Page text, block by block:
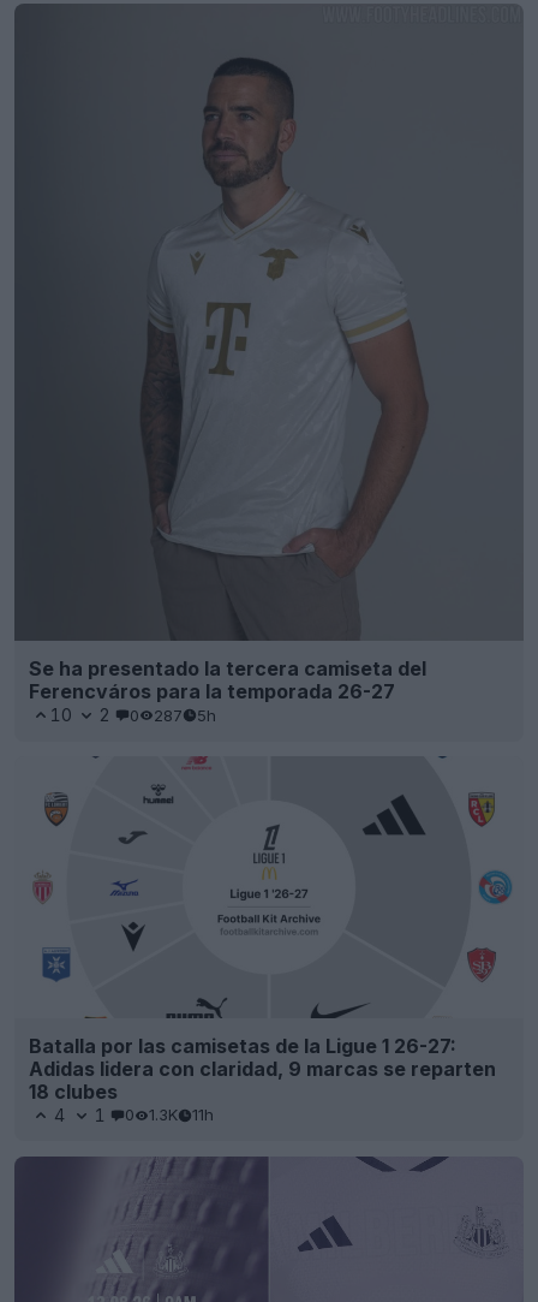
Se ha presentado la tercera camiseta del
Ferencváros para la temporada 26-27
10 2 0 287 5h
Batalla por las camisetas de la Ligue 1 26-27:
Adidas lidera con claridad, 9 marcas se reparten
18 clubes
4 1 0 1.3K 11h